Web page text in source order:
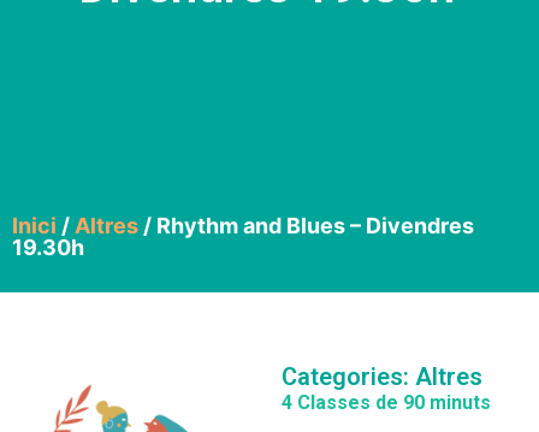
Inici / Altres / Rhythm and Blues – Divendres
19.30h
Categories: Altres
4 Classes de 90 minuts